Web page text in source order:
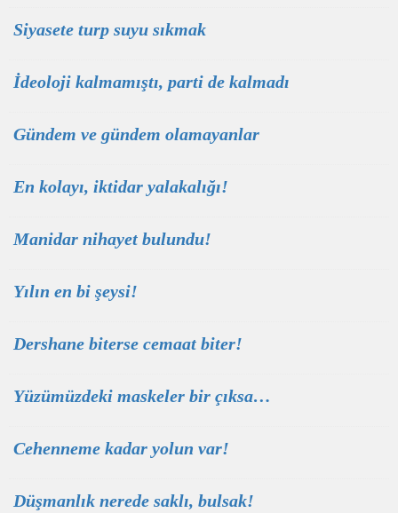
Siyasete turp suyu sıkmak
İdeoloji kalmamıştı, parti de kalmadı
Gündem ve gündem olamayanlar
En kolayı, iktidar yalakalığı!
Manidar nihayet bulundu!
Yılın en bi şeysi!
Dershane biterse cemaat biter!
Yüzümüzdeki maskeler bir çıksa…
Cehenneme kadar yolun var!
Düşmanlık nerede saklı, bulsak!